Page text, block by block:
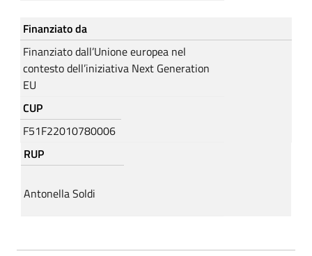
Finanziato da
Finanziato dall’Unione europea nel
contesto dell’iniziativa Next Generation
EU
CUP
F51F22010780006
RUP
Antonella Soldi